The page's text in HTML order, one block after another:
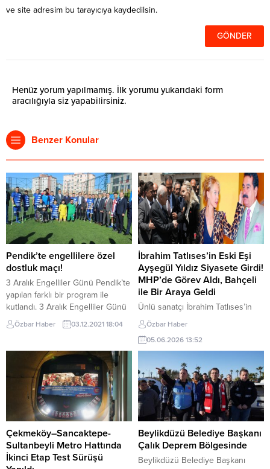
ve site adresim bu tarayıcıya kaydedilsin.
Henüz yorum yapılmamış. İlk yorumu yukarıdaki form
aracılığıyla siz yapabilirsiniz.
Benzer Konular
Pendik’te engellilere özel
dostluk maçı!
3 Aralık Engelliler Günü Pendik’te
yapılan farklı bir program ile
kutlandı. 3 Aralık Engelliler Günü
Pendik’te yapılan farklı bir
program ile kutlandı. Pendik
Futbol Sahasında Pendik
Belediyesi ve Anadolu
Adliyesi’nin birlikte
gerçekleştirdikleri
organizasyonda 3 Aralık Dünya
Engelliler Günü etkinliği oldukça
ilginç görüntülere sahne oldu.
Organizasyon saygı...
Özbar Haber 03.12.2021 18:04
İbrahim Tatlıses’in Eski Eşi
Ayşegül Yıldız Siyasete Girdi!
MHP’de Görev Aldı, Bahçeli
ile Bir Araya Geldi
Ünlü sanatçı İbrahim Tatlıses’in
eski eşi Ayşegül Yıldız, siyasete
adım attı. Milliyetçi Hareket Partisi
(MHP) saflarına katılan Yıldız’ın,
Kurulu Üyesi olarak görev yaptığı
öğrenildi. Ayşegül Yıldız, Türkiye
Büyük Millet Meclisi’nde (TBMM)
gerçekleştirilen MHP Grup
Toplantısı’na katılarak MHP Genel
Başkanı Devlet Bahçeli ile bir
araya geldi. Siyasi...
Özbar Haber
05.06.2026 13:52
Çekmeköy–Sancaktepe-
Sultanbeyli Metro Hattında
İkinci Etap Test Sürüşü
Beylikdüzü Belediye Başkanı
Çalık Deprem Bölgesinde
Beylikdüzü Belediye Başkanı